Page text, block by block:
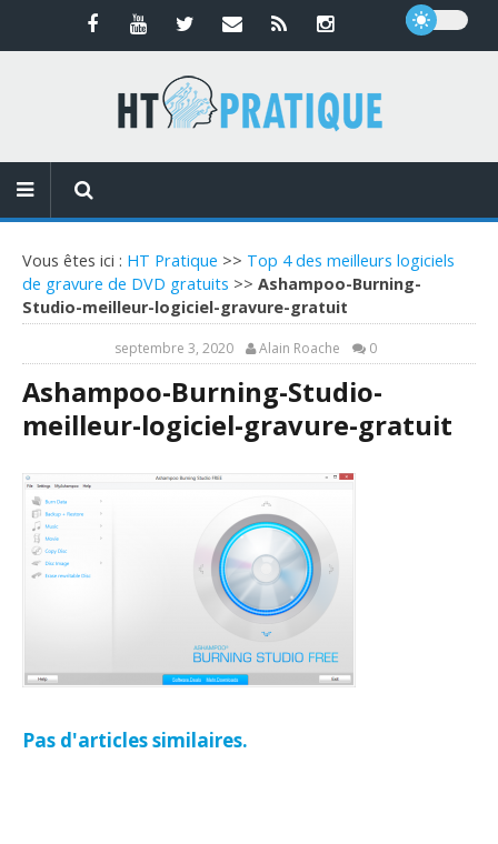
Vous êtes ici : HT Pratique >> Top 4 des meilleurs logiciels
de gravure de DVD gratuits >> Ashampoo-Burning-
Studio-meilleur-logiciel-gravure-gratuit
septembre 3, 2020 Alain Roache 0
Ashampoo-Burning-Studio-
meilleur-logiciel-gravure-gratuit
Pas d'articles similaires.